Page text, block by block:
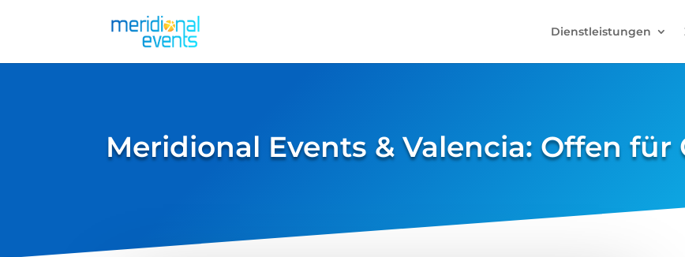
Dienstleistungen
Meridional Events & Valencia: Offen für